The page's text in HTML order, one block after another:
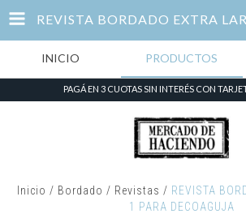
INICIO PRODUCTOS
PAGÁ EN 3 CUOTAS SIN INTERÉS CON
Inicio / Bordado / Revistas / REVISTA
1 PARA DECOAGUJA